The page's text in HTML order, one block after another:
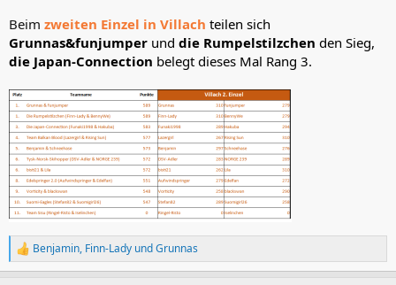
Beim zweiten Einzel in Villach teilen sich
Grunnas&funjumper und die Rumpelstilzchen den Sieg,
die Japan-Connection belegt dieses Mal Rang 3.
R
e
Benjamin, Finn-Lady undGrunnas